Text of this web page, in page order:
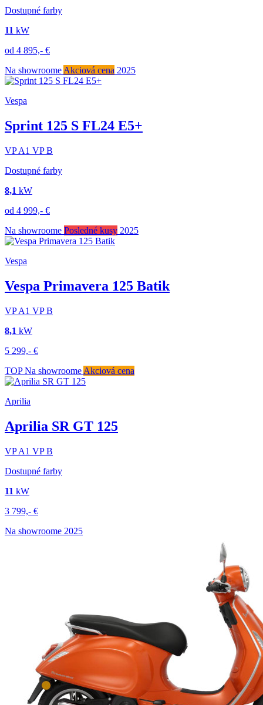
Dostupné farby
11 kW
od 4 895,- €
Na showroome Akciová cena 2025
Vespa
Sprint 125 S FL24 E5+
VPA1 VPB
Dostupné farby
8,1 kW
od 4 999,- €
Na showroome Posledné kusy 2025
Vespa
Vespa Primavera 125 Batik
VPA1 VPB
8,1 kW
5 299,- €
TOP Na showroome Akciová cena
Aprilia
Aprilia SR GT 125
VPA1 VPB
Dostupné farby
11 kW
3 799,- €
Na showroome 2025